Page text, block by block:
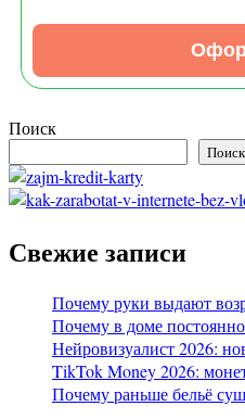
Поиск
Поиск
Свежие записи
Почему руки выдают
Почему в доме
Нейровизуалист 2026:
TikTok Money 2026:
Почему раньше бельё